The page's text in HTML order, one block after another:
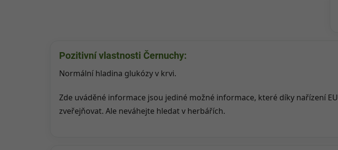
Pozitivní vlastnosti Černuchy:
Normální hladina glukózy v krvi.
Zde uváděné informace jsou jediné možné informace, které díky nařízení
zveřejňovat. Ale neváhejte hledat v herbářích.